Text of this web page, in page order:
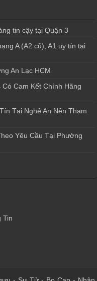
tin cậy tại Quận 3
A (A2 cũ), A1 uy tín tại
An Lạc HCM
Cam Kết Chính Hãng
Tại Nghệ An Nên Tham
Yêu Cầu Tại Phường
Tin